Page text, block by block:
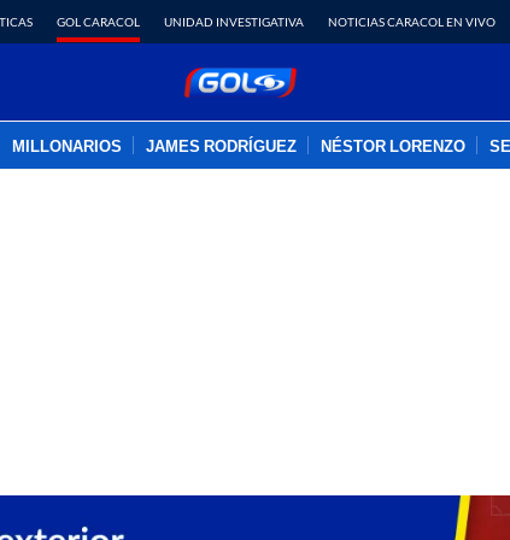
GOL CARACOL UNIDAD INVESTIGATIVA NOTICIAS CARACOL EN VIVO
MILLONARIOS JAMES RODRÍGUEZ NÉSTOR LORENZO